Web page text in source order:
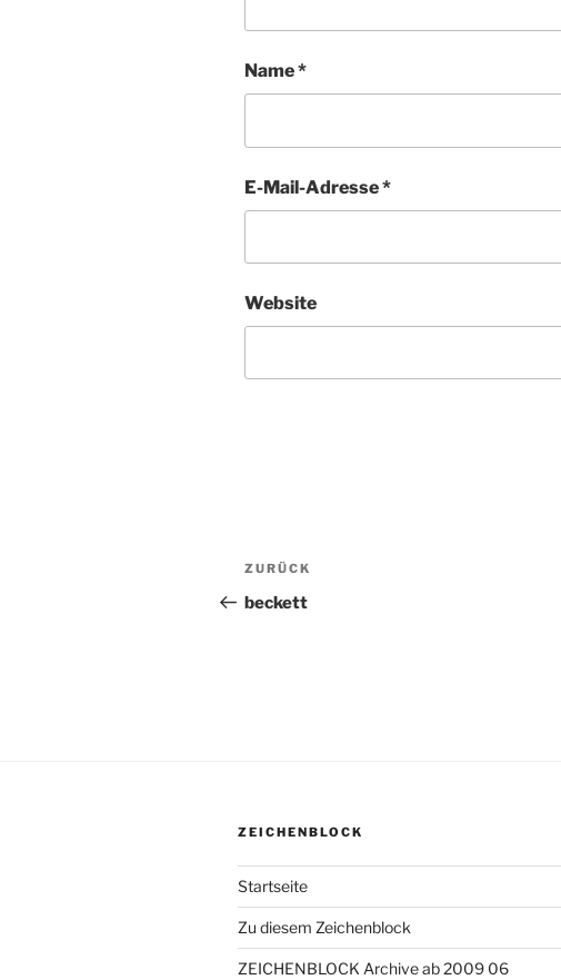
Name*
E-Mail-Adresse*
Website
Beitragsnavigation
Vorheriger
Beitrag
ZURÜCK
beckett
ZEICHENBLOCK
Startseite
Zu diesem Zeichenblock
ZEICHENBLOCK Archive ab 2009 06